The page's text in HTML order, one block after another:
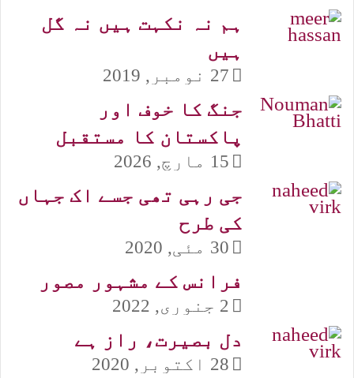
ہم نہ نکہت ہیں نہ گل
ہیں
27 نومبر, 2019
جنگ کا خوف اور
پاکستان کا مستقبل
15 مارچ, 2026
جی رہی تھی جسے اک جہاں
کی طرح
30 مئی, 2020
فرانس کے مشہور مصور
2 جنوری, 2022
دل بصیرت، راز ہے
28 اکتوبر, 2020